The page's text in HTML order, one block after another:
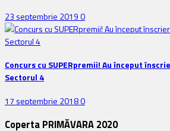
23 septembrie 20190
Concurs cu SUPERpremii! Au început
Sectorul 4
17 septembrie 20180
Coperta PRIMĂVARA 2020